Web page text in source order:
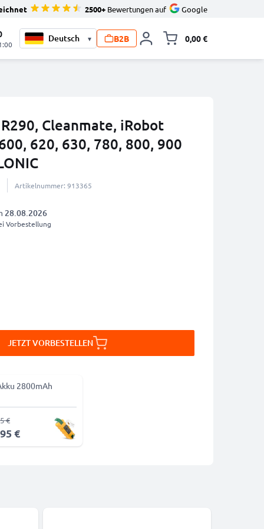
2500+ Bewertungen auf Google
▾ B2B 0,00 €
Cleanmate, iRobot
620, 630, 780, 800, 900
Artikelnummer: 913365
28.08.2026
Vorbestellung
JETZT VORBESTELLEN
2800mAh
€
€